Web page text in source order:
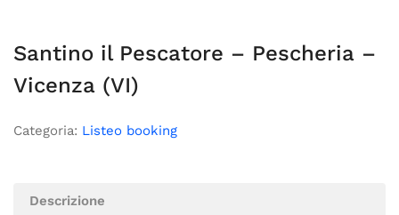
Santino il Pescatore – Pescheria –
Vicenza (VI)
Categoria: Listeo booking
Descrizione